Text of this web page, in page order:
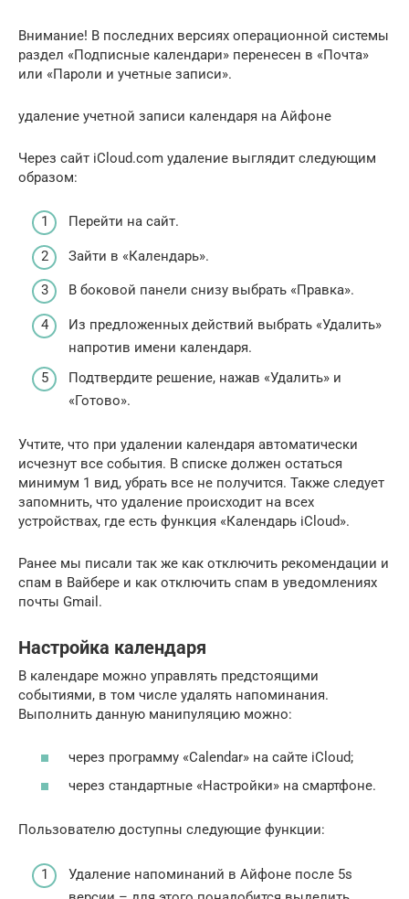
Внимание! В последних версиях операционной системы
раздел «Подписные календари» перенесен в «Почта»
или «Пароли и учетные записи».
удаление учетной записи календаря на Айфоне
Через сайт iCloud.com удаление выглядит следующим
образом:
Перейти на сайт.
Зайти в «Календарь».
В боковой панели снизу выбрать «Правка».
Из предложенных действий выбрать «Удалить»
напротив имени календаря.
Подтвердите решение, нажав «Удалить» и
«Готово».
Учтите, что при удалении календаря автоматически
исчезнут все события. В списке должен остаться
минимум 1 вид, убрать все не получится. Также следует
запомнить, что удаление происходит на всех
устройствах, где есть функция «Календарь iCloud».
Ранее мы писали так же как отключить рекомендации и
спам в Вайбере и как отключить спам в уведомлениях
почты Gmail.
Настройка календаря
В календаре можно управлять предстоящими
событиями, в том числе удалять напоминания.
Выполнить данную манипуляцию можно:
через программу «Calendar» на сайте iCloud;
через стандартные «Настройки» на смартфоне.
Пользователю доступны следующие функции:
Удаление напоминаний в Айфоне после 5s